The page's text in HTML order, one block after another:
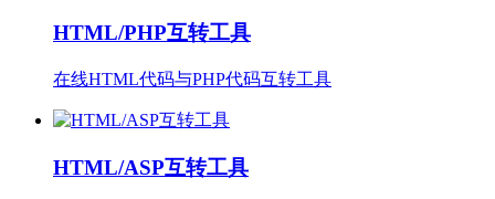
HTML/PHP互转工具
在线HTML代码与PHP代码互转工具
HTML/ASP互转工具